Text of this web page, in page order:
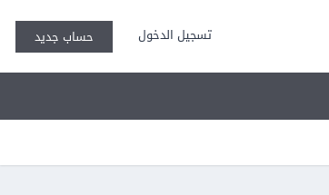
تسجيل الدخول حساب جديد